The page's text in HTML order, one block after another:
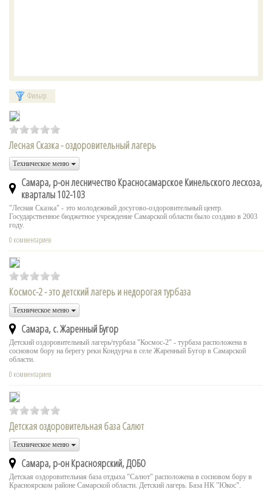
Фильтр
Лесная Сказка - оздоровительный лагерь
Техническое меню
Самара, р-он лесничество Красносамарское Кинельского лесхоза,
кварталы 102-103
"Лесная Сказка" - это молодежный досугово-оздоровительный центр.
Государственное бюджетное учреждение Самарской области было создано в 2003
году.
0 комментариев
Космос-2 - это детский лагерь и недорогая турбаза
Техническое меню
Самара, с. Жаренный Бугор
Детский оздоровительный лагерь/турбаза "Космос-2" - турбаза расположена в
сосновом бору на берегу реки Кондурча в селе Жаренный Бугор в Самарской
области.
0 комментариев
Детская оздоровительная база Салют
Техническое меню
Самара, р-он Красноярский, ДОБО
Детская оздоровительная база отдыха "Салют" расположена в сосновом бору в
Красноярском районе Самарской области. Детский лагерь. База НК "Юкос".